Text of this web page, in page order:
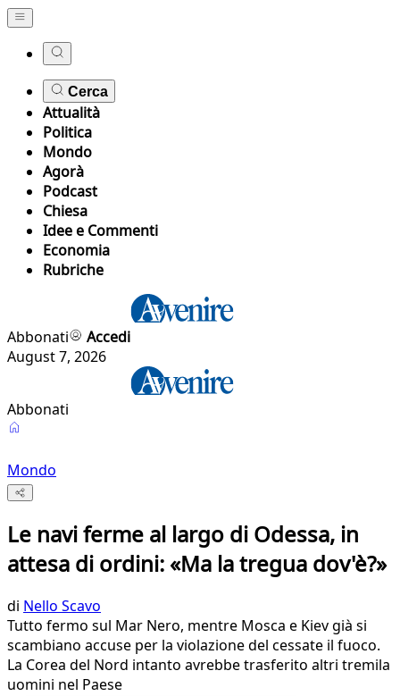
Cerca
Attualità
Politica
Mondo
Agorà
Podcast
Chiesa
Idee e Commenti
Economia
Rubriche
Abbonati
Accedi
August 7, 2026
Abbonati
Mondo
Le navi ferme al largo di Odessa, in
attesa di ordini: «Ma la tregua dov'è?»
di Nello Scavo
Tutto fermo sul Mar Nero, mentre Mosca e Kiev già si
scambiano accuse per la violazione del cessate il fuoco.
La Corea del Nord intanto avrebbe trasferito altri tremila
uomini nel Paese